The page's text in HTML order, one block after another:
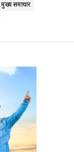
मुख्य समाचार